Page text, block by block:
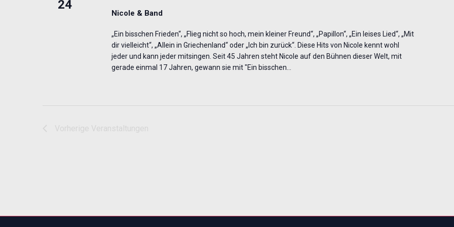
24
Nicole & Band
„Ein bisschen Frieden“, „Flieg nicht so hoch, mein kleiner Freund“, „Papillon“, „Ein leises Lied“, „Mit
dir vielleicht“, „Allein in Griechenland“ oder „Ich bin zurück“. Diese Hits von Nicole kennt wohl
jeder und kann jeder mitsingen. Seit 45 Jahren steht Nicole auf den Bühnen dieser Welt, mit
gerade einmal 17 Jahren, gewann sie mit "Ein bisschen…